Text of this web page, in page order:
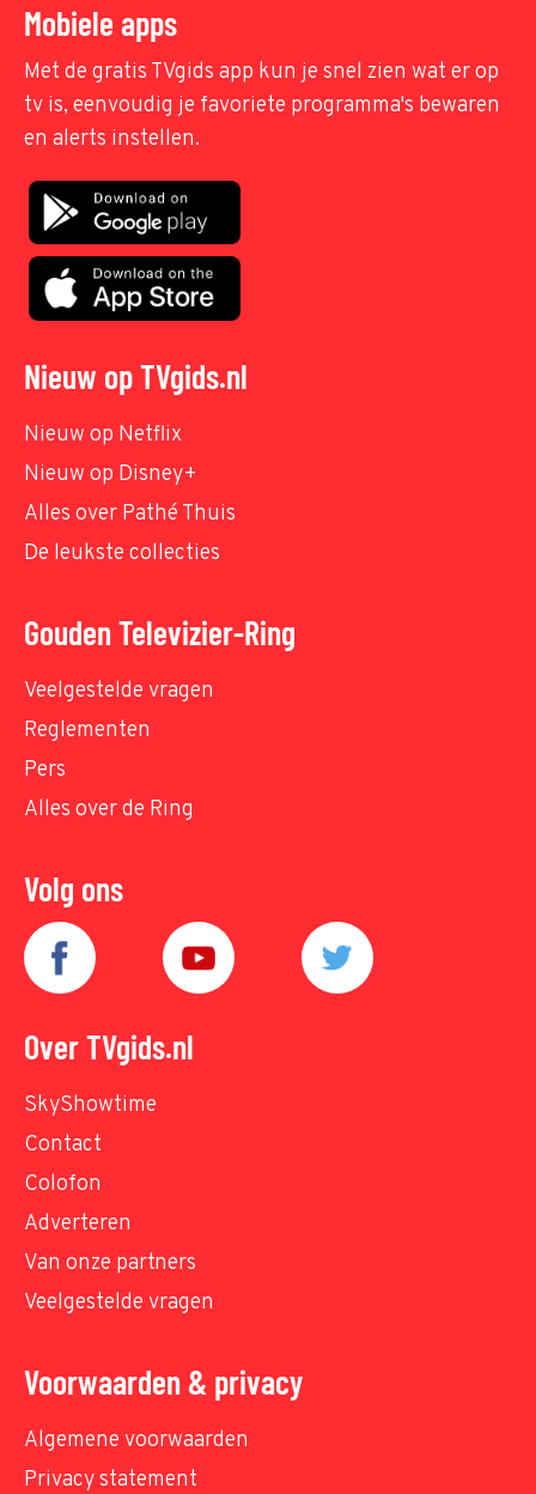
Mobiele apps
Met de gratis TVgids app kun je snel zien wat er op
tv is, eenvoudig je favoriete programma's bewaren
en alerts instellen.
Nieuw op TVgids.nl
Nieuw op Netflix
Nieuw op Disney+
Alles over Pathé Thuis
De leukste collecties
Gouden Televizier-Ring
Veelgestelde vragen
Reglementen
Pers
Alles over de Ring
Volg ons
Over TVgids.nl
SkyShowtime
Contact
Colofon
Adverteren
Van onze partners
Veelgestelde vragen
Voorwaarden & privacy
Algemene voorwaarden
Privacy statement